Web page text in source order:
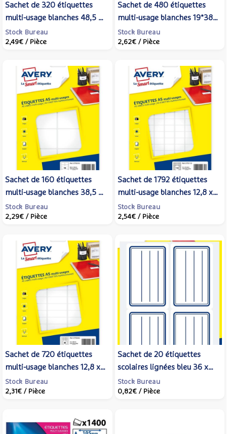
Sachet de 320 étiquettes
multi-usage blanches 48,5 x
25 mm - AVERY
Stock Bureau
2,49€ / Pièce
Sachet de 480 étiquettes
multi-usage blanches 19*38
mm. Planche format A5 -
AVERY
Stock Bureau
2,62€ / Pièce
Sachet de 160 étiquettes
multi-usage blanches 38,5 x
65 mm sur Planche A5 -
AVERY
Stock Bureau
2,29€ / Pièce
Sachet de 1792 étiquettes
multi-usage blanches 12,8 x
18,3 mm Planche A5 -
AVERY
Stock Bureau
2,54€ / Pièce
Sachet de 720 étiquettes
multi-usage blanches 12,8 x
38 mm Planche format A5 -
AVERY
Stock Bureau
2,31€ / Pièce
Sachet de 20 étiquettes
scolaires lignées bleu 36 x
56 mm. - AVERY
Stock Bureau
0,82€ / Pièce